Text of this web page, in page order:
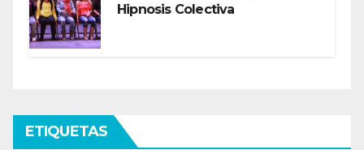
Hipnosis Colectiva
ETIQUETAS